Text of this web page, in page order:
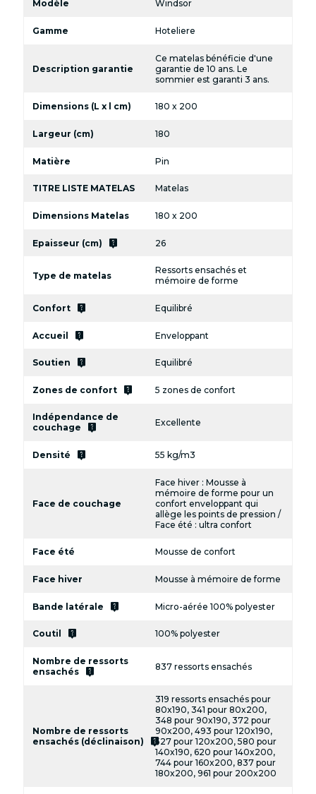
Modèle Windsor
Gamme Hoteliere
Description garantie
Ce matelas bénéficie d'une
garantie de 10 ans. Le
sommier est garanti 3 ans.
Dimensions (L x l cm) 180 x 200
Largeur (cm) 180
Matière Pin
TITRE LISTE MATELAS Matelas
Dimensions Matelas 180 x 200
Epaisseur (cm) live_help 26
Type de matelas
Ressorts ensachés et
mémoire de forme
Confort live_help Equilibré
Accueil live_help Enveloppant
Soutien live_help Equilibré
Zones de confort live_help 5 zones de confort
Indépendance de
couchage
live_help Excellente
Densité live_help 55 kg/m3
Face de couchage
Face hiver : Mousse à
mémoire de forme pour un
confort enveloppant qui
allège les points de pression /
Face été : ultra confort
Face été Mousse de confort
Face hiver Mousse à mémoire de forme
Bande latérale live_help Micro-aérée 100% polyester
Coutil live_help 100% polyester
Nombre de ressorts
ensachés
live_help 837 ressorts ensachés
Nombre de ressorts
ensachés (déclinaison)
live_help
319 ressorts ensachés pour
80x190, 341 pour 80x200,
348 pour 90x190, 372 pour
90x200, 493 pour 120x190,
527 pour 120x200, 580 pour
140x190, 620 pour 140x200,
744 pour 160x200, 837 pour
180x200, 961 pour 200x200